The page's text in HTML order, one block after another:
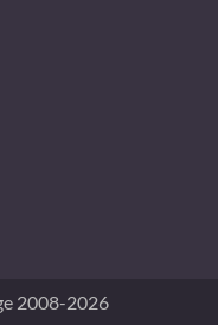
2008-2026